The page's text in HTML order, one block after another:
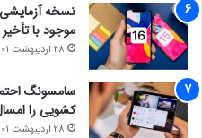
موجود با
28 اردیبهشت 1401
سامسونگ
کشویی را
28 اردیبهشت 1401